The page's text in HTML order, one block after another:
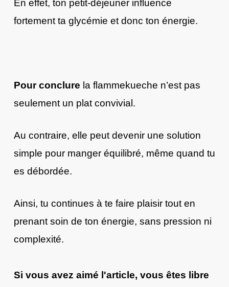
En effet, ton petit-déjeuner influence
fortement ta glycémie et donc ton énergie.
Pour conclure la flammekueche n’est pas
seulement un plat convivial.
Au contraire, elle peut devenir une solution
simple pour manger équilibré, même quand tu
es débordée.
Ainsi, tu continues à te faire plaisir tout en
prenant soin de ton énergie, sans pression ni
complexité.
Si vous avez aimé l'article, vous êtes libre